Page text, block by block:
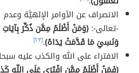
الانصراف عن الأوامر الإلهيَّة وعدم
-تعالى-:(وَمَنْ أَظْلَمُ مِمَّن ذُكِّرَ
وَنَسِيَ مَا قَدَّمَتْ يَدَاهُ).[٢٣]
الافتراء على الله والكذب عليه
(فَمَنْ أَظْلَمُ مِمَّنِ افْتَرَى عَلَى اللّهِ